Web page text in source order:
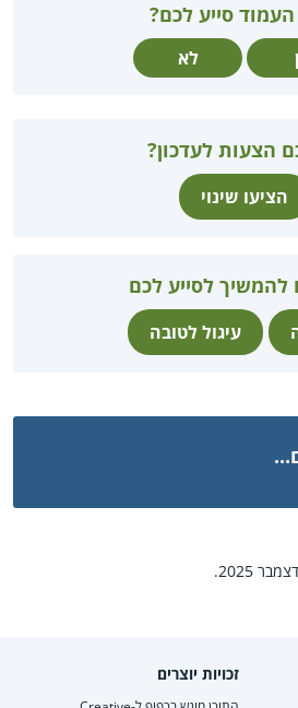
סייע לכם?
לא
הצעות לעדכון?
הציעו שינוי
להמשיך לסייע לכם
עיגול לטובה
זכויות יוצרים